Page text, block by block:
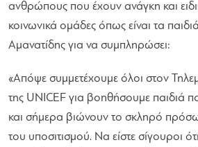
ανθρώπους που έχουν ανάγκη και
κοινωνικά ομάδες όπως είναι τα παιδιά
Αμανατίδης για να συμπληρώσει:
«Απόψε συμμετέχουμε όλοι στον
της UNICEF για βοηθήσουμε παιδιά
και σήμερα βιώνουν το σκληρό
του υποσιτισμού. Να είστε σίγουροι